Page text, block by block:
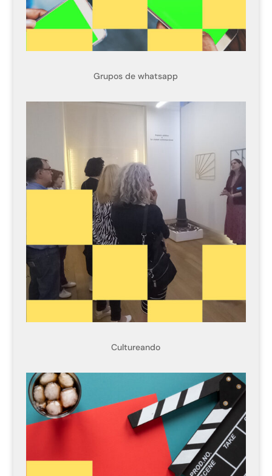
Grupos de whatsapp
Cultureando